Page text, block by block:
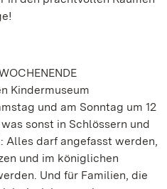
Kindermuseum
und am Sonntag um 12
sonst in Schlössern und
Alles darf angefasst werden,
und im königlichen
Und für Familien, die